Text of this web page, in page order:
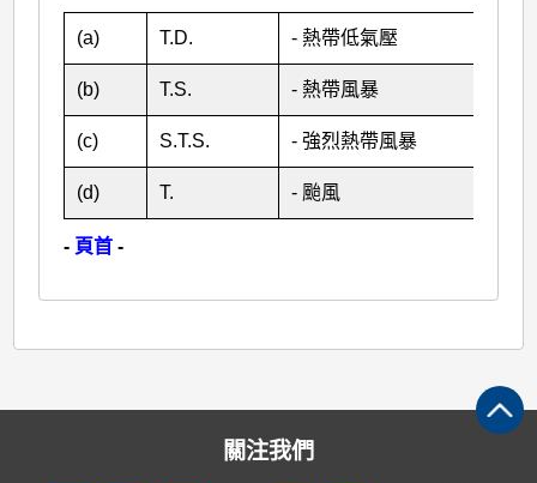
(a) T.D. - 熱帶低氣壓
(b) T.S. - 熱帶風暴
(c) S.T.S. - 強烈熱帶風暴
(d) T. - 颱風
- 頁首 -
關注我們